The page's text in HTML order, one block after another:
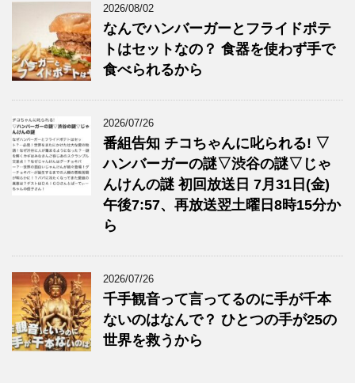
2026/08/02
なんでハンバーガーとフライドポテ
トはセットなの？ 食器を使わず手で
食べられるから
2026/07/26
番組告知 チコちゃんに叱られる! ▽
ハンバーガーの謎▽渋谷の謎▽じゃ
んけんの謎 初回放送日 7月31日(金)
午後7:57、再放送翌土曜日8時15分か
ら
2026/07/26
千手観音って言ってるのに手が千本
ないのはなんで？ ひとつの手が25の
世界を救うから